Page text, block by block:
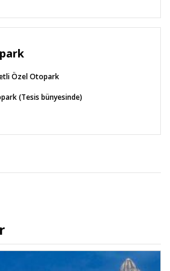
tarafından tüm misafirler
Yetişkin misafirlere giriş esnasında
kokteyli ile havyar sunumu ve
içecek ikramı, çikolatalı taze
araba yıkama hizmeti,
su ve kolonyalı mendil
gelen misafirlerin
ve dört çeşit oda kokusu
klima mevsim şartlarına
Özel Otopark
(Tesis bünyesinde)